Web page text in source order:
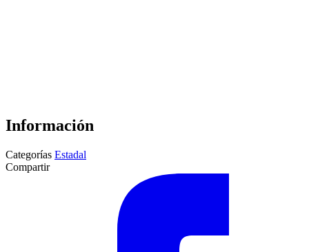
Información
Categorías Estadal
Compartir